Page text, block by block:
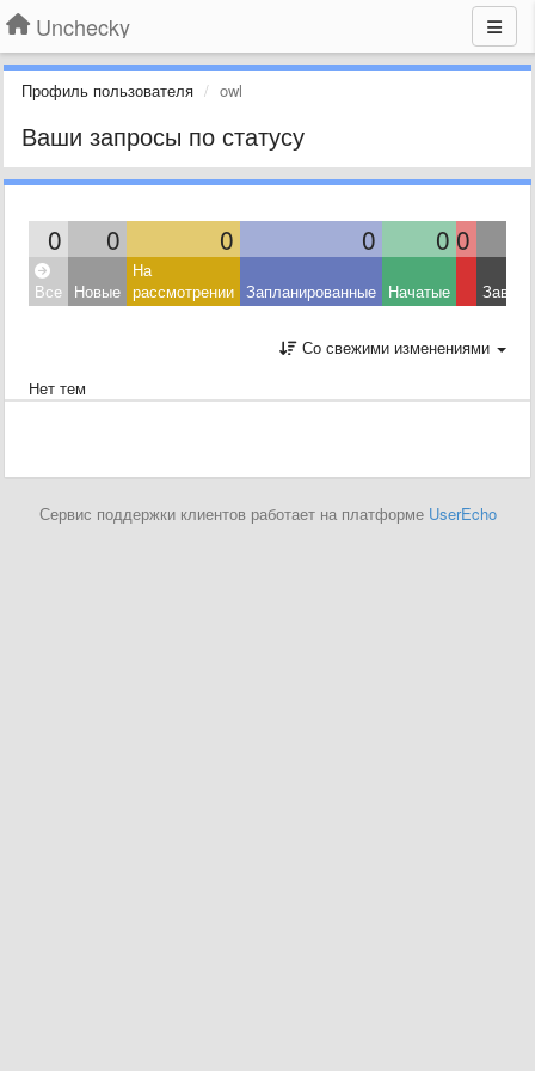
Unchecky
Профиль пользователя owl
Ваши запросы по статусу
0 0 0 0 0 0
Все Новые
На
рассмотрении Запланированные Начатые
Со свежими изменениями
Нет тем
Сервис поддержки клиентов работает на платформе UserEcho